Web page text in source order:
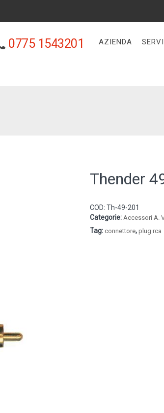
0775 1543201 AZIENDA
Thender
COD:Th-49-201
Categorie: Accessori A.
Tag:connettore,plug rca